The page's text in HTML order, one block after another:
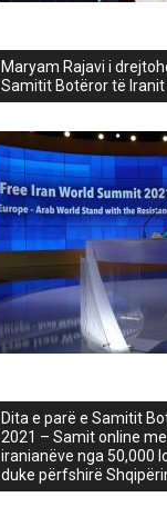
Maryam Rajavi i
Samitit Botëror të Iranit
Dita e parë e Samitit
2021 – Samit online
iranianëve nga 50,000
duke përfshirë